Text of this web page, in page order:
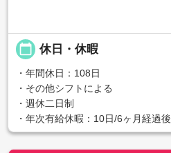
calendar_today 休日・休暇
・年間休日：108日
・その他シフトによる
・週休二日制
・年次有給休暇：10日/6ヶ月経過後